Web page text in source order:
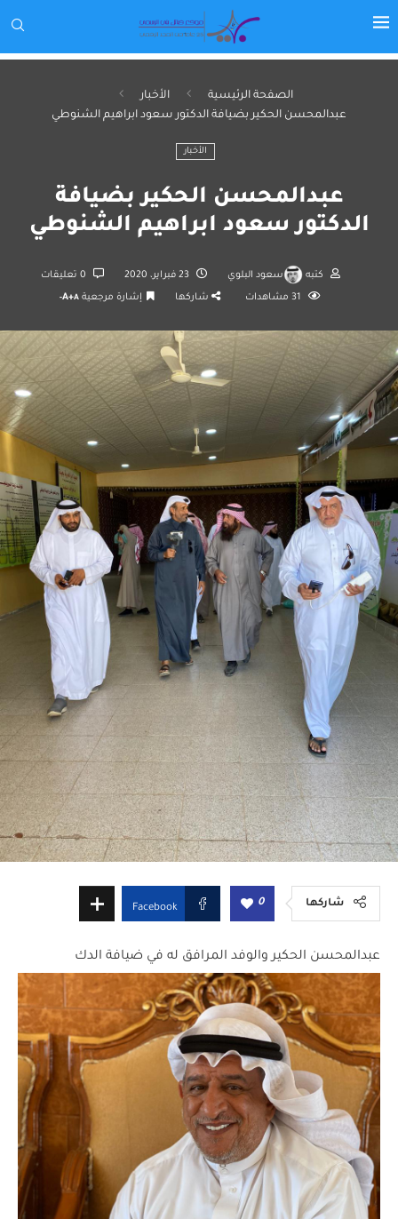
الصفحة الرئيسية
الأخبار
عبدالمحسن الحكير بضيافة الدكتور سعود ابراهيم الشنوطي
الأخبار
عبدالمحسن الحكير بضيافة
الدكتور سعود ابراهيم الشنوطي
كتبه سعود البلوي 23 فبراير، 2020
31 مشاهدات شاركها إشارة مرجعية A+A-
شاركها 0
Facebook
عبدالمحسن الحكير والوفد المرافق له في ضيافة الدك